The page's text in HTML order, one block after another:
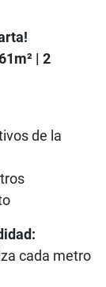
| 2
de la
cada metro